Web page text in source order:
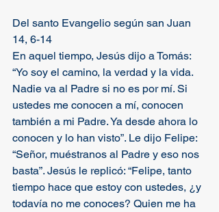
Del santo Evangelio según san Juan
14, 6-14
En aquel tiempo, Jesús dijo a Tomás:
“Yo soy el camino, la verdad y la vida.
Nadie va al Padre si no es por mí. Si
ustedes me conocen a mí, conocen
también a mi Padre. Ya desde ahora lo
conocen y lo han visto”. Le dijo Felipe:
“Señor, muéstranos al Padre y eso nos
basta”. Jesús le replicó: “Felipe, tanto
tiempo hace que estoy con ustedes, ¿y
todavía no me conoces? Quien me ha